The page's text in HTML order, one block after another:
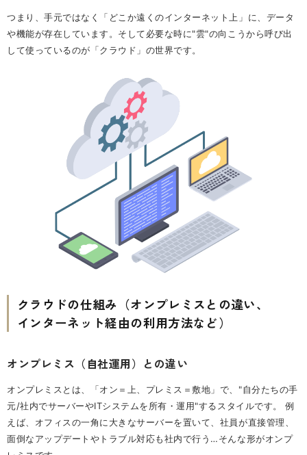
つまり、手元ではなく「どこか遠くのインターネット上」に、データ
や機能が存在しています。そして必要な時に"雲"の向こうから呼び出
して使っているのが「クラウド」の世界です。
クラウドの仕組み（オンプレミスとの違い、
インターネット経由の利用方法など）
オンプレミス（自社運用）との違い
オンプレミスとは、「オン＝上、プレミス＝敷地」で、"自分たちの手
元/社内でサーバーやITシステムを所有・運用"するスタイルです。 例
えば、オフィスの一角に大きなサーバーを置いて、社員が直接管理、
面倒なアップデートやトラブル対応も社内で行う…そんな形がオンプ